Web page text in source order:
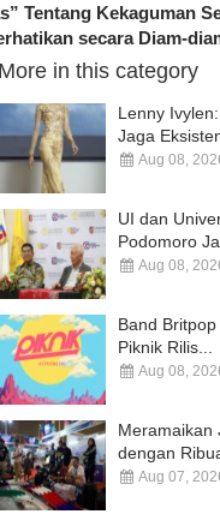
Tentang Kekaguman
secara Diam-
More in this category
Lenny
Jaga
Aug 08,
UI dan
Podomoro
Aug 08,
Band
Piknik Rilis...
Aug 08,
Meramaikan
dengan
Aug 07,